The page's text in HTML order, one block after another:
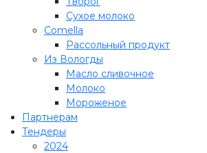
Сухое молоко
Comеlla
Рассольный продукт
Из Вологды
Масло сливочное
Молоко
Мороженое
Партнерам
Тендеры
2024